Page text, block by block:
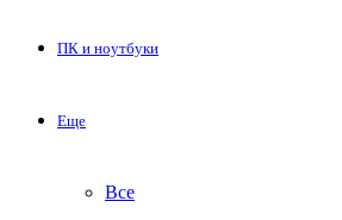
ПК и ноутбуки
Еще
Все